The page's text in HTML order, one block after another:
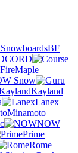
BF
CORD
Snow
Kayland
Lanex
Minamoto
NOW
Prime
Rome